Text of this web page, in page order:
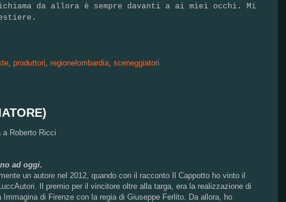
da allora è sempre davanti a ai miei occhi. Mi
produttori regionelombardia sceneggiatori
a Roberto Ricci
ad oggi.
un autore nel 2012, quando con il racconto Il Cappotto ho vinto il
Il premio per il vincitore oltre alla targa, era la realizzazione di
di Firenze con la regia di Giuseppe Ferlito. Da allora, ho